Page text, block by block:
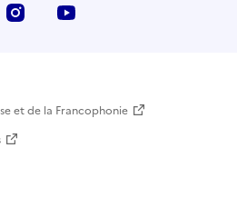
Instagram
et de la Francophonie